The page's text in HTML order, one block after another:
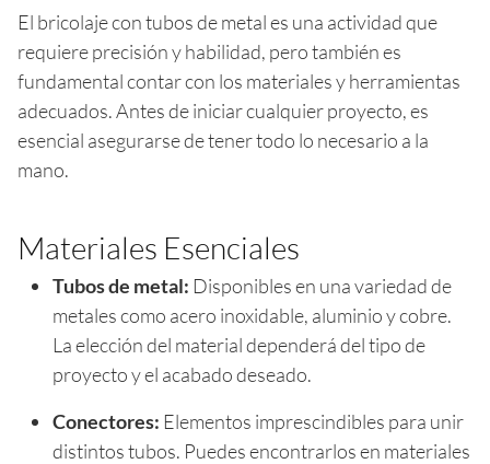
El bricolaje con tubos de metal es una actividad que
requiere precisión y habilidad, pero también es
fundamental contar con los materiales y herramientas
adecuados. Antes de iniciar cualquier proyecto, es
esencial asegurarse de tener todo lo necesario a la
mano.
Materiales Esenciales
Tubos de metal: Disponibles en una variedad de
metales como acero inoxidable, aluminio y cobre.
La elección del material dependerá del tipo de
proyecto y el acabado deseado.
Conectores: Elementos imprescindibles para unir
distintos tubos. Puedes encontrarlos en materiales